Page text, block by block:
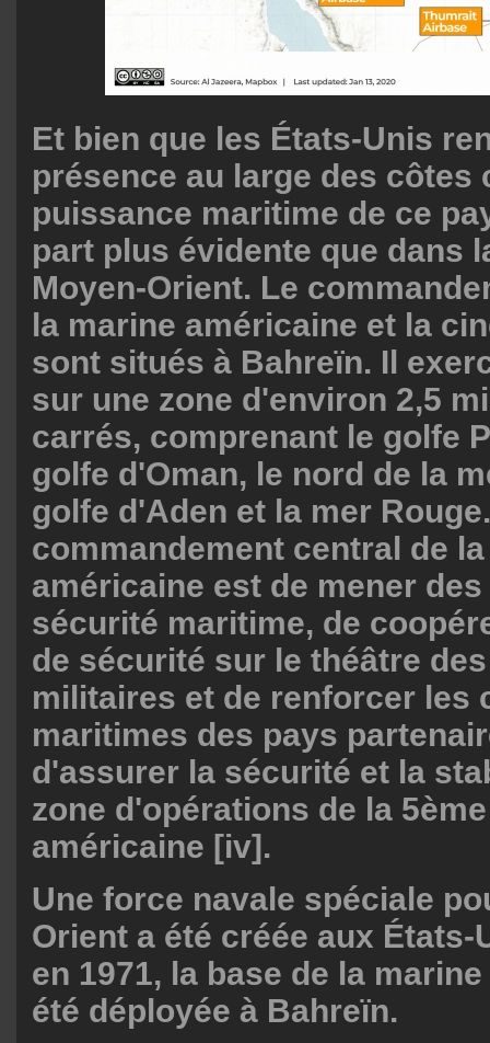
Et bien que les États-Unis
présence au large des côtes
puissance maritime de ce
part plus évidente que dans
Moyen-Orient. Le
la marine américaine et la
sont situés à Bahreïn. Il
sur une zone d'environ 2,5
carrés, comprenant le golfe
golfe d'Oman, le nord de la
golfe d'Aden et la mer
commandement central de
américaine est de mener
sécurité maritime, de
de sécurité sur le théâtre
militaires et de renforcer les
maritimes des pays
d'assurer la sécurité et la
zone d'opérations de la
américaine [iv].
Une force navale spéciale
Orient a été créée aux États-
en 1971, la base de la
été déployée à Bahreïn.